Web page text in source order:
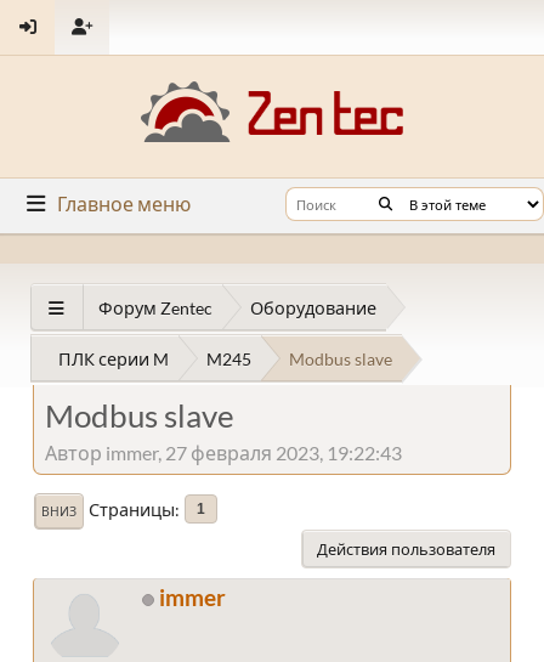
Главное меню
Форум Zentec Оборудование
ПЛК серии M M245 Modbus slave
Modbus slave
Автор immer, 27 февраля 2023, 19:22:43
ВНИЗ Страницы 1
Действия пользователя
immer